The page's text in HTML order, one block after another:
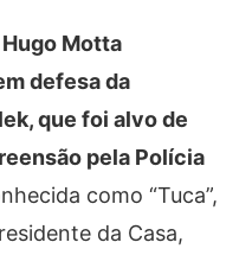
Motta
defesa da
que foi alvo de
pela Polícia
como “Tuca”,
da Casa,